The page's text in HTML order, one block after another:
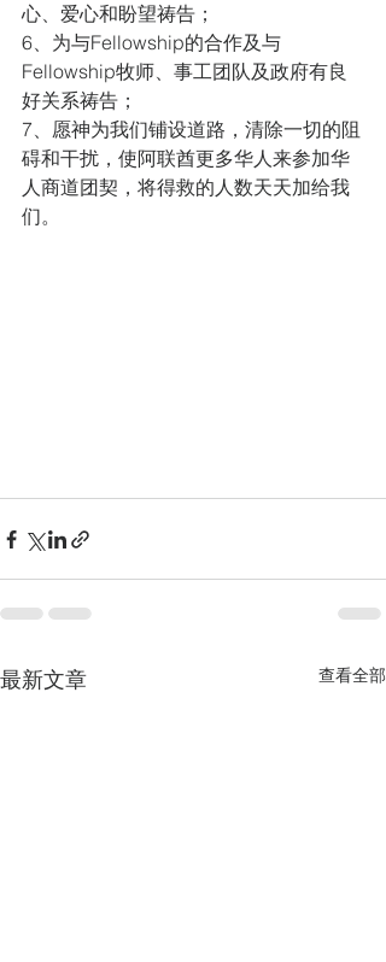
心、爱心和盼望祷告；
6、为与Fellowship的合作及与
Fellowship牧师、事工团队及政府有良
好关系祷告；
7、愿神为我们铺设道路，清除一切的阻
碍和干扰，使阿联酋更多华人来参加华
人商道团契，将得救的人数天天加给我
们。
最新文章 查看全部